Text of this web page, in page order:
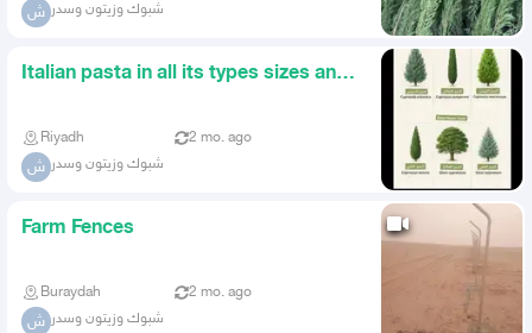
ش شبوك وزيتون وسدر
Italian pasta in all its types sizes and
Riyadh 2 mo. ago
ش شبوك وزيتون وسدر
Farm Fences
Buraydah 2 mo. ago
ش شبوك وزيتون وسدر